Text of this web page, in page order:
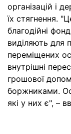
організацій і
їх стягнення.
благодійні
виділяють для
переміщених
внутрішні
грошової
боржниками.
які у них є", –